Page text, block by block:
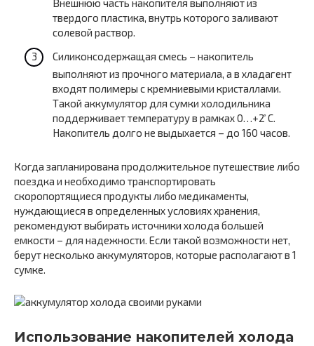
Внешнюю часть накопителя выполняют из
твердого пластика, внутрь которого заливают
солевой раствор.
Силиконсодержащая смесь – накопитель
выполняют из прочного материала, а в хладагент
входят полимеры с кремниевыми кристаллами.
Такой аккумулятор для сумки холодильника
поддерживает температуру в рамках 0…+2 ̊С.
Накопитель долго не выдыхается – до 160 часов.
Когда запланирована продолжительное путешествие либо
поездка и необходимо транспортировать
скоропортящиеся продукты либо медикаменты,
нуждающиеся в определенных условиях хранения,
рекомендуют выбирать источники холода большей
емкости – для надежности. Если такой возможности нет,
берут несколько аккумуляторов, которые располагают в 1
сумке.
Использование накопителей холода